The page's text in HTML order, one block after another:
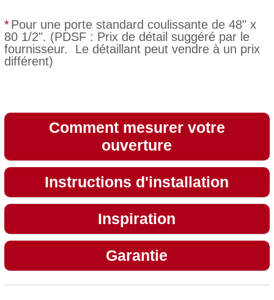
*Pour une porte standard coulissante de 48" x
80 1/2". (PDSF : Prix de détail suggéré par le
fournisseur. Le détaillant peut vendre à un prix
différent)
Comment mesurer votre
ouverture
Instructions d'installation
Inspiration
Garantie